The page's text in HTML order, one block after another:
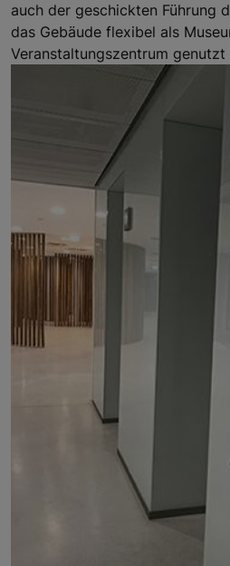
auch der geschickten Führung
das Gebäude flexibel als
Veranstaltungszentrum genutzt